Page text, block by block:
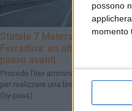
possono
momento
Statale 7 Matera-
Ferradina: un altro
passo avanti
Procede l'iter amministrativo
per realizzare una bretella
(by-pass)
e di